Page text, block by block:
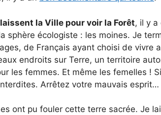
la Ville pour voir la Forêt, il y a
sphère écologiste : les moines. Je
de Français ayant choisi de vivre
endroits sur Terre, un territoire
les femmes. Et même les femelles !
Arrêtez votre mauvais esprit…
ont pu fouler cette terre sacrée. Je